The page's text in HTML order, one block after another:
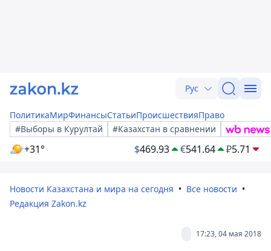
Рус
ПолитикаМирФинансыСтатьиПроисшествияПраво
#Выборы в Курултай
#Казахстан в сравнении
+31° $469.93 €541.64 ₽5.71
Новости Казахстана и мира на сегодня
Все новости
Редакция Zakon.kz
17:23, 04 мая 2018